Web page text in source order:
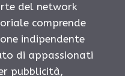
del network
comprende
indipendente
di appassionati
pubblicità,